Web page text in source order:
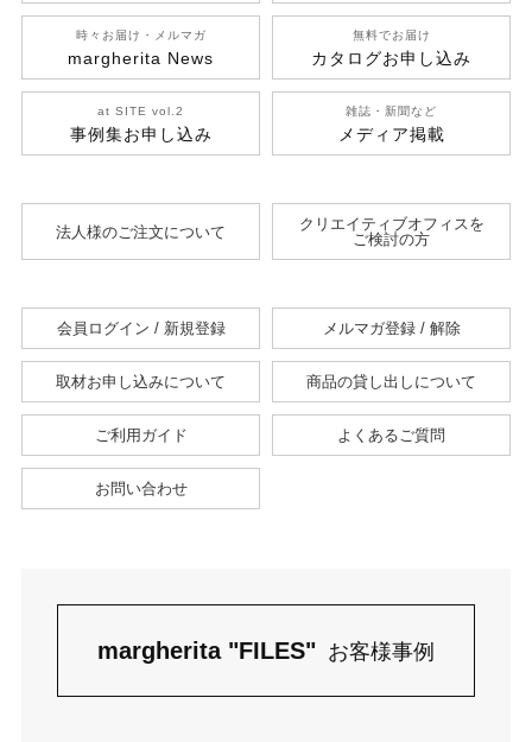
時々お届け・メルマガ
margherita News
無料でお届け
カタログお申し込み
at SITE vol.2
事例集お申し込み
雑誌・新聞など
メディア掲載
法人様のご注文について
クリエイティブオフィスを
ご検討の方
会員ログイン / 新規登録 メルマガ登録 / 解除
取材お申し込みについて 商品の貸し出しについて
ご利用ガイド よくあるご質問
お問い合わせ
margherita "FILES" お客様事例